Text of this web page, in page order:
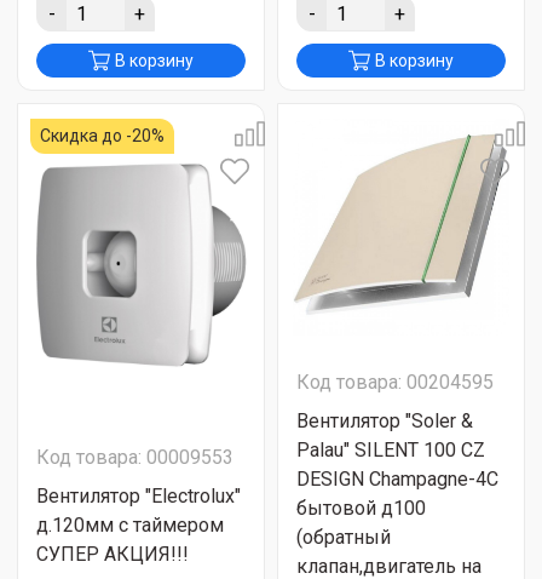
- +
В корзину
- +
В корзину
Скидка до -20%
Код товара: 00009553
Вентилятор "Electrolux"
д.120мм c таймером
СУПЕР АКЦИЯ!!!
Код товара: 00204595
Вентилятор "Soler &
Palau" SILENT 100 CZ
DESIGN Champagne-4C
бытовой д100
(обратный
клапан,двигатель на